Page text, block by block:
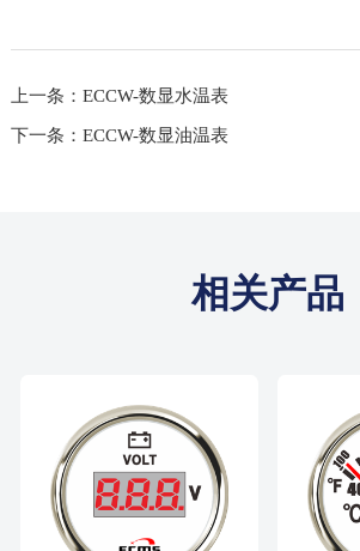
上一条：ECCW-数显水温表
下一条：ECCW-数显油温表
相关产品